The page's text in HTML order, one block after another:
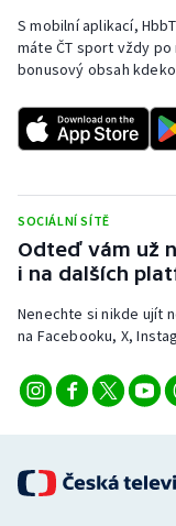
Short track
Stolní tenis
Triatlon
Veslování
Vodní slalom
Ostatní
S mobilní aplikací,
máte ČT sport vždy
bonusový obsah
SOCIÁLNÍ SÍTĚ
Odteď vám už
i na dalších
Nenechte si nikde ujít
na Facebooku, X,